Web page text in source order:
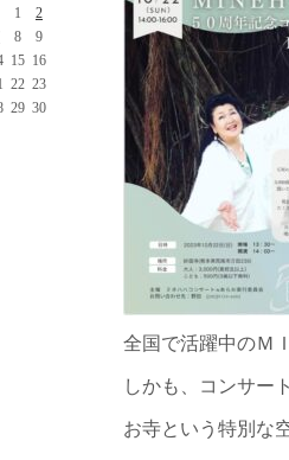
全国で活躍中のＭ
しかも、コンサー
お寺という特別な
1
2
8
9
15 16
22 23
29 30